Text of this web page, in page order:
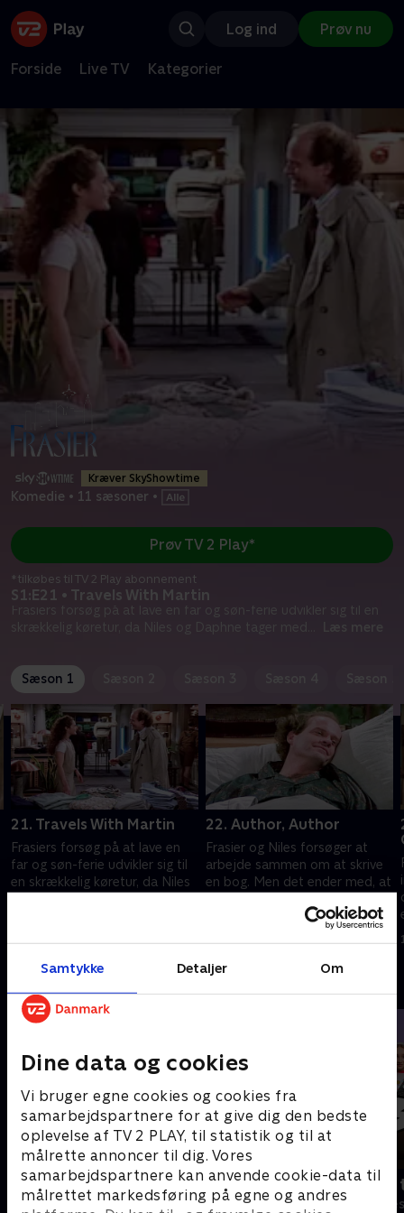
Samtykke Detaljer Om
Dine data og cookies
Vi bruger egne cookies og cookies fra
samarbejdspartnere for at give dig den bedste
oplevelse af TV 2 PLAY, til statistik og til at
målrette annoncer til dig. Vores
samarbejdspartnere kan anvende cookie-data til
målrettet markedsføring på egne og andres
Log ind Prøv nu
Forside Live TV Kategorier
Kræver SkyShowtime
Komedie • 11 sæsoner •
S1:E21 • Travels With Martin
Frasiers forsøg på at lave en far og søn-ferie udvikler sig til en
skrækkelig køretur, da Niles og Daphne tager med
Læs mere
Prøv TV 2 Play*
*tilkøbes til TV 2 Play abonnement
Sæson 1
21. Travels With Martin
Frasiers forsøg på at lave en
far og søn-ferie udvikler sig til
en skrækkelig køretur, da Niles
22. Author, Author
Frasier og Niles forsøger at
arbejde sammen om at skrive
en bog. Men det ender med, at
Robssons (dansk tale)
Komedie • 1 sæsoner
Bert (dansk
Komedie • 1